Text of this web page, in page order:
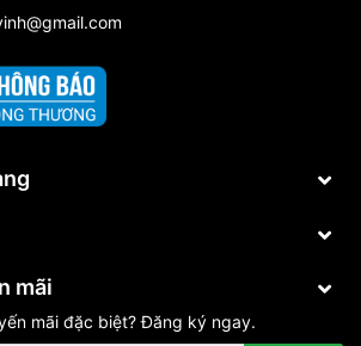
mãi
mãi đặc biệt? Đăng ký ngay.